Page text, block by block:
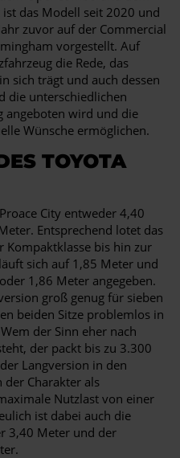
das Modell seit 2020 und
zuvor auf der Commercial
vorgestellt. Auf
die Rede, das
sich trägt und auch dessen
die unterschiedlichen
angeboten wird und die
Wünsche ermöglichen.
TOYOTA P
City entweder 4,40
Entsprechend lotet das
Kompaktklasse bis hin zur
sich auf 1,85 Meter und
1,86 Meter angegeben.
groß genug für sieben
beiden Sitze problemlos in
der Sinn eher nach
der packt bis zu 3.300
Langversion in den
Charakter als
Nutzlast von einer
ist dabei auch die
3,40 Meter und der